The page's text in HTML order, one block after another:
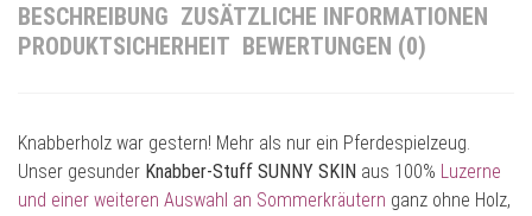
BESCHREIBUNG ZUSÄTZLICHE INFORMATIONEN
PRODUKTSICHERHEIT BEWERTUNGEN (0)
Knabberholz war gestern! Mehr als nur ein Pferdespielzeug.
Unser gesunder Knabber-Stuff SUNNY SKIN aus 100% Luzerne
und einer weiteren Auswahl an Sommerkräutern ganz ohne Holz,